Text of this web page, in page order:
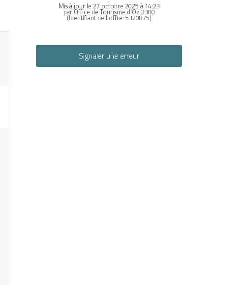
Mis à jour le 27 octobre 2025 à 14:23
par Office de Tourisme d'Oz 3300
(Identifiant de l'offre:5320875)
Signaler une erreur